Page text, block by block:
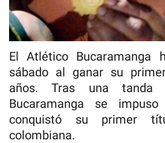
El Atlético Bucaramanga
sábado al ganar su
años. Tras una tanda
Bucaramanga se
conquistó su primer
colombiana.